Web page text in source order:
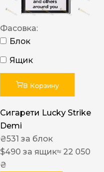
Фасовка:
Блок
Ящик
В Корзину
Сигарети Lucky Strike
Demi
₴531 за блок
$490 за ящик≈ 22 050
₴